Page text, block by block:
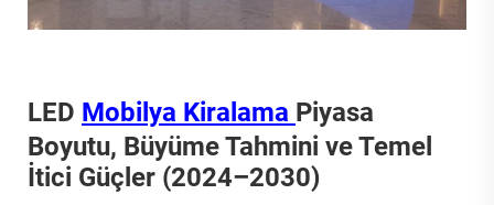
LED Mobilya Kiralama Piyasa
Boyutu, Büyüme Tahmini ve Temel
İtici Güçler (2024–2030)